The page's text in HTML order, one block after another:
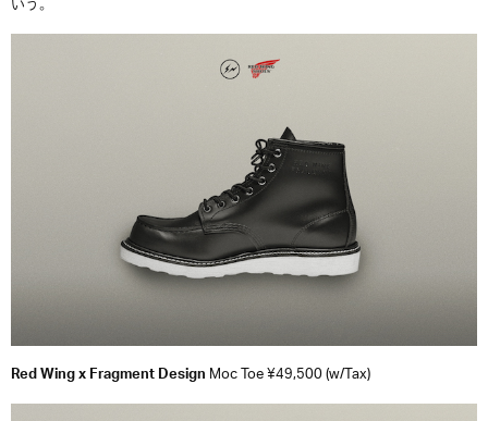
Red Wing x Fragment DesignMoc Toe ¥49,500 (w/Tax)